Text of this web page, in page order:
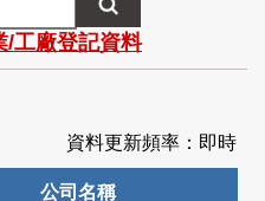
/工廠登記資料
資料更新頻率：即時
公司名稱